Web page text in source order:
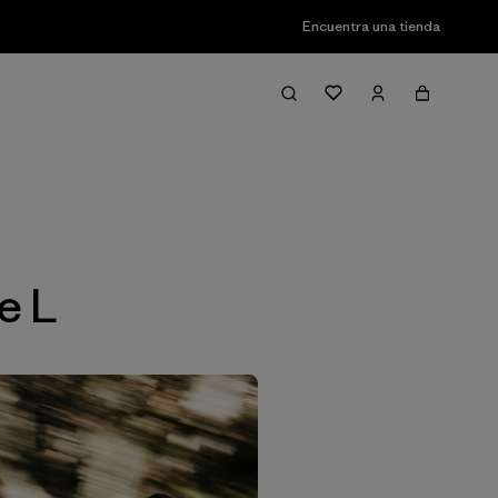
Encuentra una tienda
Filter & Sort
L